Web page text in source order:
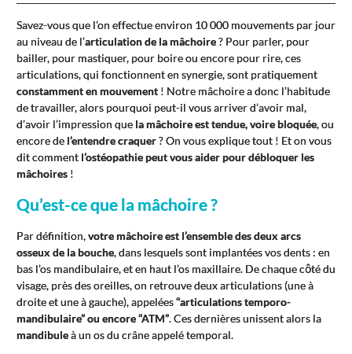
Savez-vous que l’on effectue environ 10 000 mouvements par jour
au niveau de l’articulation de la mâchoire? Pour parler, pour
bailler, pour mastiquer, pour boire ou encore pour rire, ces
articulations, qui fonctionnent en synergie, sont pratiquement
constamment en mouvement ! Notre mâchoire a donc l’habitude
de travailler, alors pourquoi peut-il vous arriver d’avoir mal,
d’avoir l’impression que la mâchoire est tendue, voire bloquée, ou
encore de l’entendre craquer? On vous explique tout ! Et on vous
dit comment l’ostéopathie peut vous aider pour débloquer les
mâchoires !
Qu’est-ce que la mâchoire ?
Par définition,votre mâchoire est l’ensemble des deux arcs
osseux de la bouche, dans lesquels sont implantées vos dents : en
bas l’os mandibulaire, et en haut l’os maxillaire. De chaque côté du
visage, près des oreilles, on retrouve deux articulations (une à
droite et une à gauche), appelées“articulations temporo-
mandibulaire” ou encore “ATM”. Ces dernières unissent alors la
mandibuleà un os du crâne appelé temporal.